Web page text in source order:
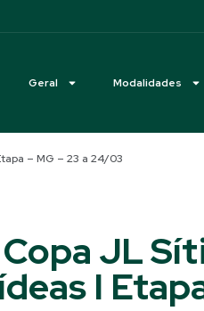
Geral Modalidades
– MG – 23 a 24/03
Copa JL
I